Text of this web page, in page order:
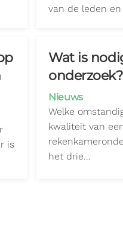
van de leden
is
Wat is
onderzoek?
Nieuws
Welke
kwaliteit van
het drie…